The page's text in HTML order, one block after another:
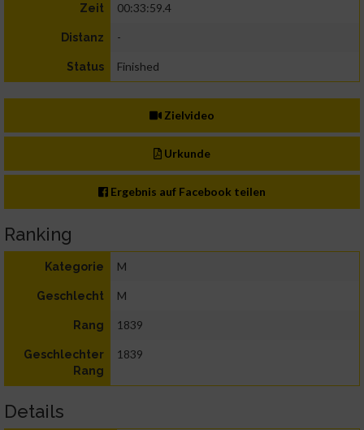
Zeit 00:33:59.4
Distanz -
Status Finished
Zielvideo
Urkunde
Ergebnis auf Facebook teilen
Ranking
Kategorie M
Geschlecht M
Rang 1839
Geschlechter
Rang
1839
Details